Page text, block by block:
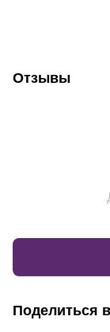
Отзывы
Поделиться